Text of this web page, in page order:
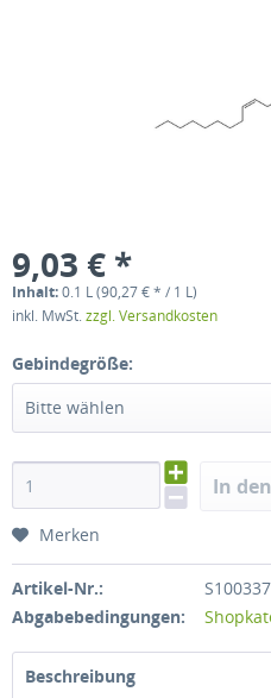
9,03 € *
Inhalt:0.1 L (90,27 € * / 1 L)
inkl. MwSt.zzgl. Versandkosten
Gebindegröße:
Bitte wählen
In
Merken
Artikel-Nr.:
S100337
Abgabebedingungen:
Beschreibung